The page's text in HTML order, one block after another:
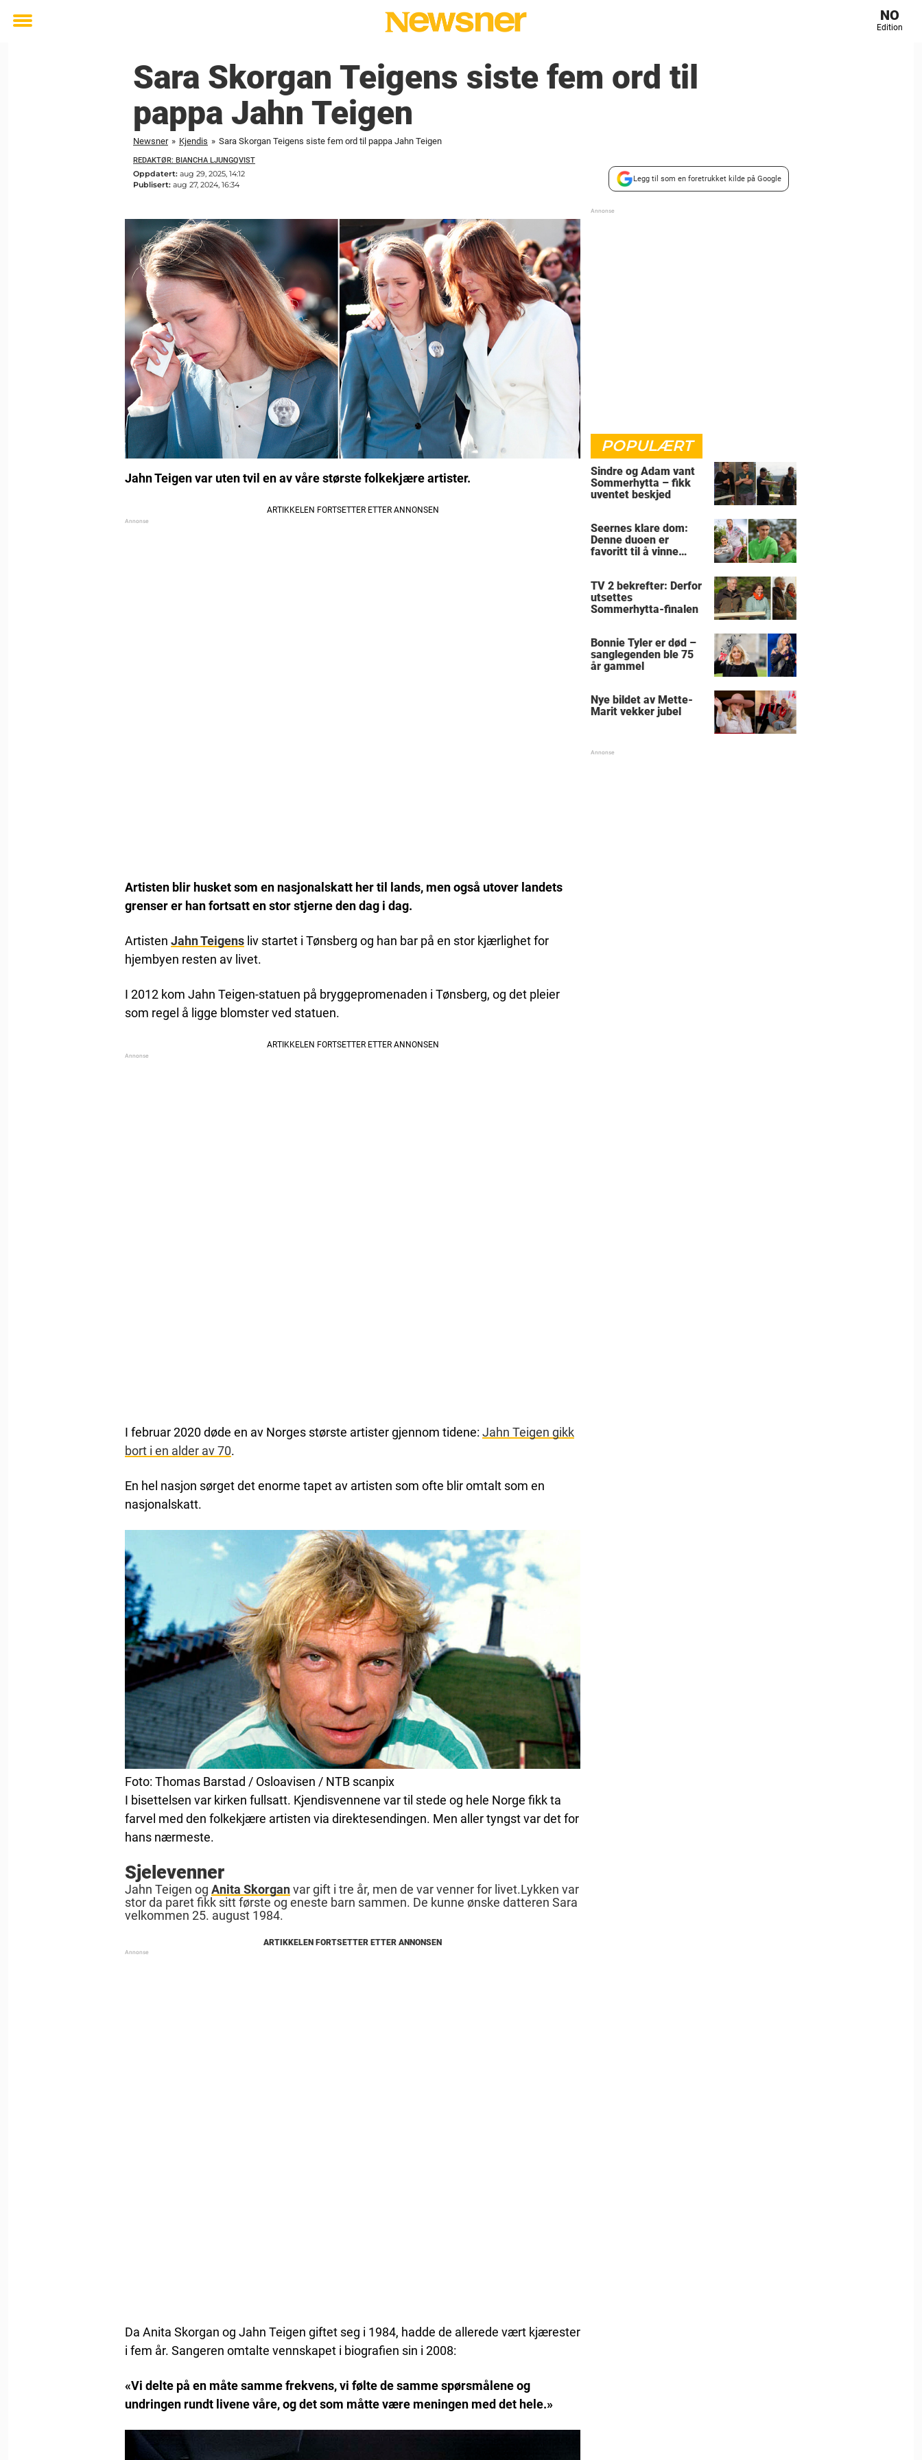
Toggle
NO
Edition
Sara Skorgan Teigens siste fem ord til
pappa Jahn Teigen
Newsner » Kjendis » Sara Skorgan Teigens siste fem ord til pappa Jahn Teigen
REDAKTØR: BIANCHA LJUNGQVIST
Oppdatert: aug 29, 2025, 14:12
Publisert: aug 27, 2024, 16:34
Legg til som en foretrukket kilde på Google
Jahn Teigen var uten tvil en av våre største folkekjære artister.
Artisten blir husket som en nasjonalskatt her til lands, men også utover landets
grenser er han fortsatt en stor stjerne den dag i dag.
Artisten Jahn Teigens liv startet i Tønsberg og han bar på en stor kjærlighet for
hjembyen resten av livet.
I 2012 kom Jahn Teigen-statuen på bryggepromenaden i Tønsberg, og det pleier
som regel å ligge blomster ved statuen.
I februar 2020 døde en av Norges største artister gjennom tidene: Jahn Teigen gikk
bort i en alder av 70.
En hel nasjon sørget det enorme tapet av artisten som ofte blir omtalt som en
nasjonalskatt.
Foto: Thomas Barstad / Osloavisen / NTB scanpix
I bisettelsen var kirken fullsatt. Kjendisvennene var til stede og hele Norge fikk ta
farvel med den folkekjære artisten via direktesendingen. Men aller tyngst var det for
hans nærmeste.
Sjelevenner
Jahn Teigen og Anita Skorganvar gift i tre år, men de var venner for livet.Lykken var
stor da paret fikk sitt første og eneste barn sammen. De kunne ønske datteren Sara
velkommen 25. august 1984.
Da Anita Skorgan og Jahn Teigen giftet seg i 1984, hadde de allerede vært kjærester
i fem år. Sangeren omtalte vennskapet i biografien sin i 2008:
«Vi delte på en måte samme frekvens, vi følte de samme spørsmålene og
undringen rundt livene våre, og det som måtte være meningen med det hele.»
POPULÆRT
Sindre og Adam vant
Sommerhytta – fikk
uventet beskjed
Seernes klare dom:
Denne duoen er
favoritt til å vinne
TV 2 bekrefter: Derfor
utsettes
Sommerhytta-finalen
Bonnie Tyler er død –
sanglegenden ble 75
år gammel
Nye bildet av Mette-
Marit vekker jubel